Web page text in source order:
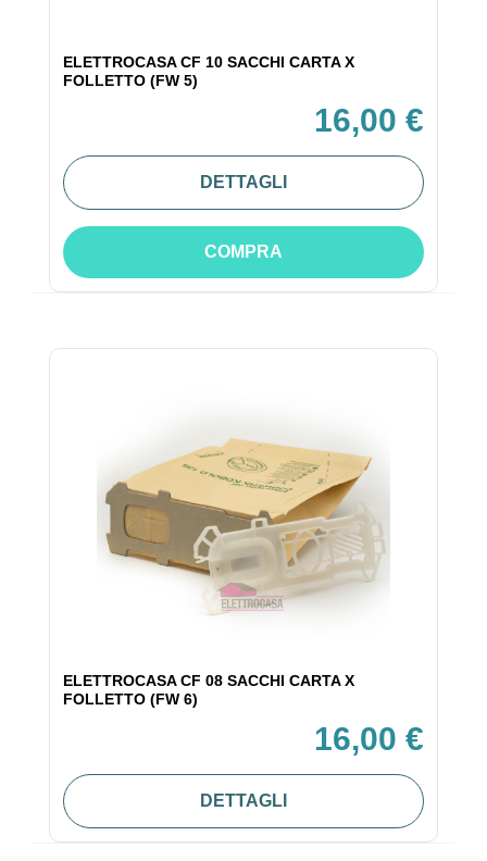
ELETTROCASA CF 10 SACCHI CARTA X
FOLLETTO (FW 5)
16,00 €
DETTAGLI
COMPRA
ELETTROCASA CF 08 SACCHI CARTA X
FOLLETTO (FW 6)
16,00 €
DETTAGLI